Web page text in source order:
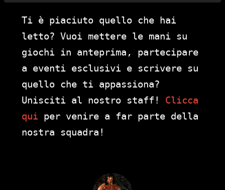
Ti è piaciuto quello che hai
letto? Vuoi mettere le mani su
giochi in anteprima, partecipare
a eventi esclusivi e scrivere su
quello che ti appassiona?
Unisciti al nostro staff! Clicca
qui per venire a far parte della
nostra squadra!